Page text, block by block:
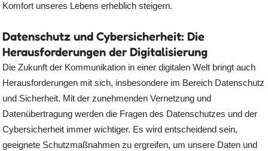
Komfort unseres Lebens erheblich steigern.
Datenschutz und Cybersicherheit: Die
Herausforderungen der Digitalisierung
Die Zukunft der Kommunikation in einer digitalen Welt bringt auch
Herausforderungen mit sich, insbesondere im Bereich Datenschutz
und Sicherheit. Mit der zunehmenden Vernetzung und
Datenübertragung werden die Fragen des Datenschutzes und der
Cybersicherheit immer wichtiger. Es wird entscheidend sein,
geeignete Schutzmaßnahmen zu ergreifen, um unsere Daten und